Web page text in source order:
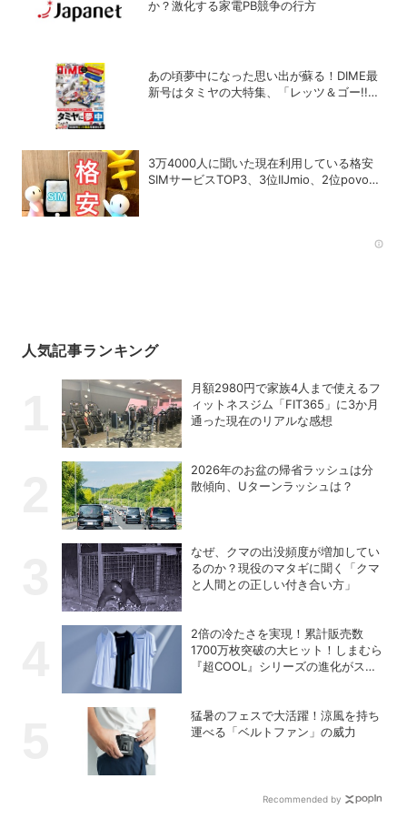
か？激化する家電PB競争の行方
あの頃夢中になった思い出が蘇る！DIME最
新号はタミヤの大特集、「レッツ＆ゴー!!」
3万4000人に聞いた現在利用している格安
SIMサービスTOP3、3位IIJmio、2位povo、
人気記事ランキング
月額2980円で家族4人まで使えるフ
ィットネスジム「FIT365」に3か月
通った現在のリアルな感想
2026年のお盆の帰省ラッシュは分
散傾向、Uターンラッシュは？
なぜ、クマの出没頻度が増加してい
るのか？現役のマタギに聞く「クマ
と人間との正しい付き合い方」
2倍の冷たさを実現！累計販売数
1700万枚突破の大ヒット！しまむら
『超COOL』シリーズの進化がスゴ
猛暑のフェスで大活躍！涼風を持ち
運べる「ベルトファン」の威力
Recommended by